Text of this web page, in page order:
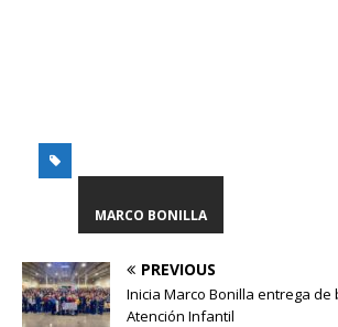
MARCO BONILLA
PREVIOUS
Inicia Marco Bonilla entrega de
Atención Infantil